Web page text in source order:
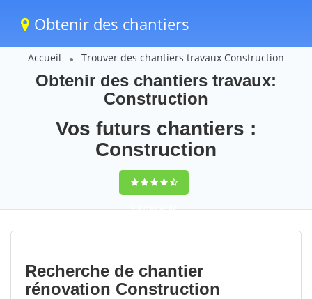
Obtenir des chantiers
Accueil Trouver des chantiers travaux Construction
Obtenir des chantiers travaux:
Construction
Vos futurs chantiers :
Construction
9,5(100%)82
votes
Recherche de chantier
rénovation Construction